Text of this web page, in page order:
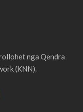
nga Qendra
(KNN).